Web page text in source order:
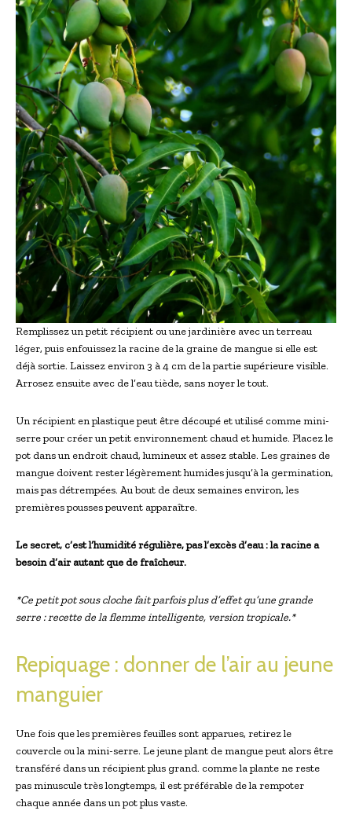
Remplissez un petit récipient ou une jardinière avec un terreau
léger, puis enfouissez la racine de la graine de mangue si elle est
déjà sortie. Laissez environ 3 à 4 cm de la partie supérieure visible.
Arrosez ensuite avec de l’eau tiède, sans noyer le tout.
Un récipient en plastique peut être découpé et utilisé comme mini-
serre pour créer un petit environnement chaud et humide. Placez le
pot dans un endroit chaud, lumineux et assez stable. Les graines de
mangue doivent rester légèrement humides jusqu’à la germination,
mais pas détrempées. Au bout de deux semaines environ, les
premières pousses peuvent apparaître.
Le secret, c’est l’humidité régulière, pas l’excès d’eau : la racine a
besoin d’air autant que de fraîcheur.
*Ce petit pot sous cloche fait parfois plus d’effet qu’une grande
serre : recette de la flemme intelligente, version tropicale.*
Repiquage : donner de l’air au jeune
manguier
Une fois que les premières feuilles sont apparues, retirez le
couvercle ou la mini-serre. Le jeune plant de mangue peut alors être
transféré dans un récipient plus grand. comme la plante ne reste
pas minuscule très longtemps, il est préférable de la rempoter
chaque année dans un pot plus vaste.